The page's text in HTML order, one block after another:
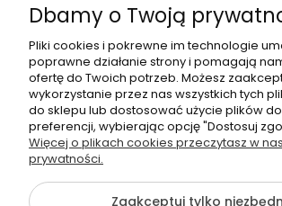
Pokaż pełną wersję
Dbamy o Twoją
Pliki cookies i pokrewne im technologie
poprawne działanie strony i pomagają
ofertę do Twoich potrzeb. Możesz
wykorzystanie przez nas wszystkich tych
do sklepu lub dostosować użycie plików
preferencji, wybierając opcję "Dostosuj
Więcej o plikach cookies przeczytasz w
prywatności.
Zaakceptuj tylko